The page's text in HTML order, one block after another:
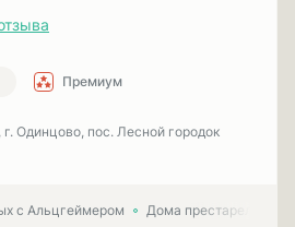
Премиум
Одинцово, пос. Лесной городок
с Альцгеймером Дома престарелых